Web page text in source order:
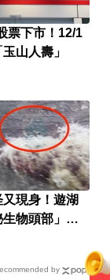
票下市！12/1
山人壽」
現身！遊湖
物頭部」官
by